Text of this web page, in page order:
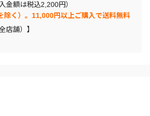
金額は税込2,200円）
除く）。11,000円以上ご購入で送料無料
店舗）】